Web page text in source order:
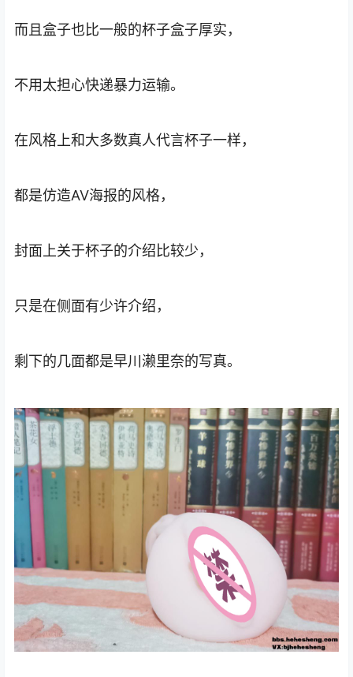
而且盒子也比一般的杯子盒子厚实，
不用太担心快递暴力运输。
在风格上和大多数真人代言杯子一样，
都是仿造AV海报的风格，
封面上关于杯子的介绍比较少，
只是在侧面有少许介绍，
剩下的几面都是早川濑里奈的写真。